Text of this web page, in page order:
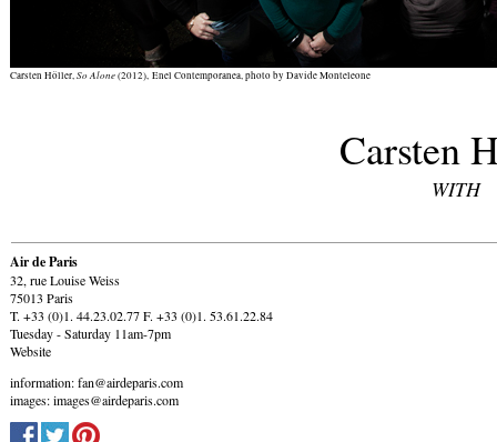
Carsten Höller,So Alone(2012), Enel Contemporanea, photo by Davide Monteleone
Carsten
WITH
Air de Paris
32, rue Louise Weiss
75013 Paris
T. +33 (0)1. 44.23.02.77 F. +33 (0)1. 53.61.22.84
Tuesday - Saturday 11am-7pm
Website
information: fan@airdeparis.com
images: images@airdeparis.com